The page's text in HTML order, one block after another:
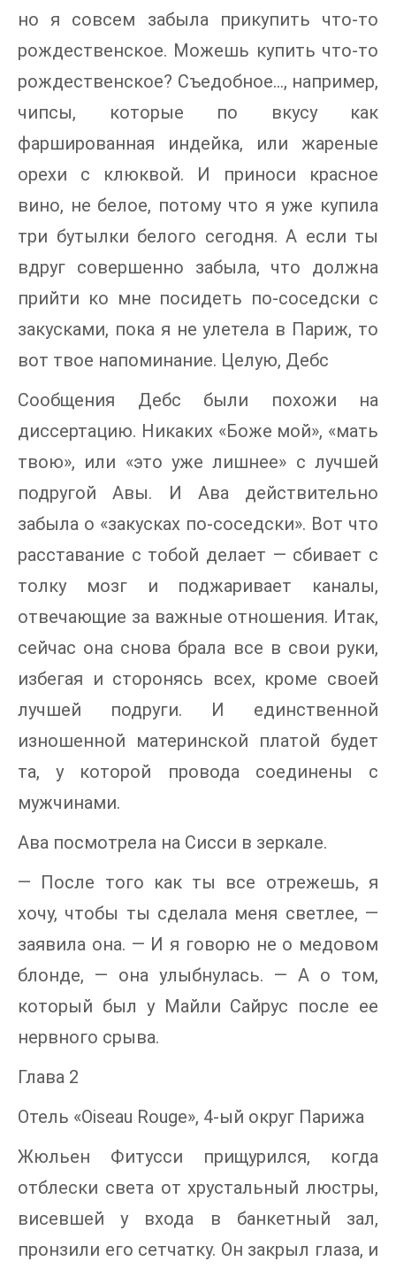
но я совсем забыла прикупить что-то
рождественское. Можешь купить что-то
рождественское? Съедобное…, например,
чипсы, которые по вкусу как
фаршированная индейка, или жареные
орехи с клюквой. И приноси красное
вино, не белое, потому что я уже купила
три бутылки белого сегодня. А если ты
вдруг совершенно забыла, что должна
прийти ко мне посидеть по-соседски с
закусками, пока я не улетела в Париж, то
вот твое напоминание. Целую, Дебс
Сообщения Дебс были похожи на
диссертацию. Никаких «Боже мой», «мать
твою», или «это уже лишнее» с лучшей
подругой Авы. И Ава действительно
забыла о «закусках по-соседски». Вот что
расставание с тобой делает — сбивает с
толку мозг и поджаривает каналы,
отвечающие за важные отношения. Итак,
сейчас она снова брала все в свои руки,
избегая и сторонясь всех, кроме своей
лучшей подруги. И единственной
изношенной материнской платой будет
та, у которой провода соединены с
мужчинами.
Ава посмотрела на Сисси в зеркале.
— После того как ты все отрежешь, я
хочу, чтобы ты сделала меня светлее, —
заявила она. — И я говорю не о медовом
блонде, — она улыбнулась. — А о том,
который был у Майли Сайрус после ее
нервного срыва.
Глава 2
Отель «Oiseau Rouge», 4-ый округ Парижа
Жюльен Фитусси прищурился, когда
отблески света от хрустальный люстры,
висевшей у входа в банкетный зал,
пронзили его сетчатку. Он закрыл глаза, и